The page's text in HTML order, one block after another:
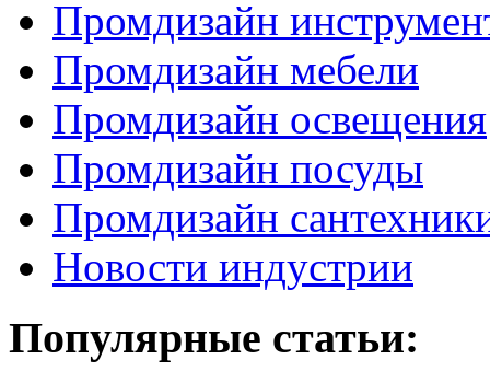
Промдизайн
Промдизайн мебели
Промдизайн освещения
Промдизайн посуды
Промдизайн
Новости индустрии
Популярные статьи: